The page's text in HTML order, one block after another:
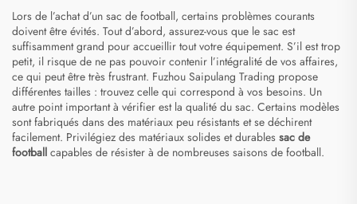
Lors de l’achat d’un sac de football, certains problèmes courants
doivent être évités. Tout d’abord, assurez-vous que le sac est
suffisamment grand pour accueillir tout votre équipement. S’il est trop
petit, il risque de ne pas pouvoir contenir l’intégralité de vos affaires,
ce qui peut être très frustrant. Fuzhou Saipulang Trading propose
différentes tailles : trouvez celle qui correspond à vos besoins. Un
autre point important à vérifier est la qualité du sac. Certains modèles
sont fabriqués dans des matériaux peu résistants et se déchirent
facilement. Privilégiez des matériaux solides et durables sac de
football capables de résister à de nombreuses saisons de football.